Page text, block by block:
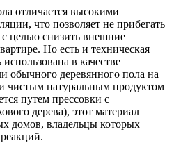
отличается высокими
что позволяет не прибегать
целью снизить внешние
Но есть и техническая
в качестве
обычного деревянного пола на
чистым натуральным продуктом
путем прессовки с
дерева), этот материал
домов, владельцы которых